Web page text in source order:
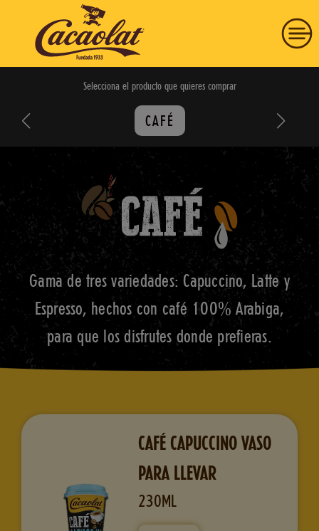
HISTORIA
COMPRAR
VISÍTANOS
CONTACTO
ES
Selecciona el producto que quieres comprar
CAFÉ
Gama de tres variedades: Capuccino, Latte y
Espresso, hechos con café 100% Arabiga,
para que los disfrutes donde prefieras.
CAFÉ CAPUCCINO VASO
PARA LLEVAR
230ML